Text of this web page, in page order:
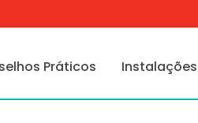
Práticos Instalações